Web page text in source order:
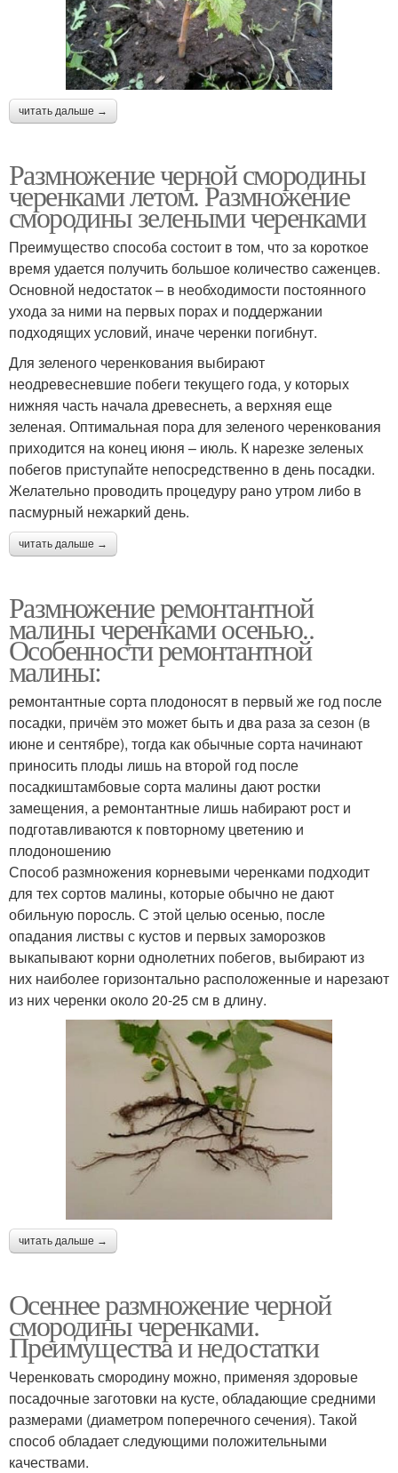
читать дальше →
Размножение черной смородины
черенками летом. Размножение
смородины зелеными черенками
Преимущество способа состоит в том, что за короткое
время удается получить большое количество саженцев.
Основной недостаток – в необходимости постоянного
ухода за ними на первых порах и поддержании
подходящих условий, иначе черенки погибнут.
Для зеленого черенкования выбирают
неодревесневшие побеги текущего года, у которых
нижняя часть начала древеснеть, а верхняя еще
зеленая. Оптимальная пора для зеленого черенкования
приходится на конец июня – июль. К нарезке зеленых
побегов приступайте непосредственно в день посадки.
Желательно проводить процедуру рано утром либо в
пасмурный нежаркий день.
читать дальше →
Размножение ремонтантной
малины черенками осенью..
Особенности ремонтантной
малины:
ремонтантные сорта плодоносят в первый же год после
посадки, причём это может быть и два раза за сезон (в
июне и сентябре), тогда как обычные сорта начинают
приносить плоды лишь на второй год после
посадкиштамбовые сорта малины дают ростки
замещения, а ремонтантные лишь набирают рост и
подготавливаются к повторному цветению и
плодоношению
Способ размножения корневыми черенками подходит
для тех сортов малины, которые обычно не дают
обильную поросль. С этой целью осенью, после
опадания листвы с кустов и первых заморозков
выкапывают корни однолетних побегов, выбирают из
них наиболее горизонтально расположенные и нарезают
из них черенки около 20-25 см в длину.
читать дальше →
Осеннее размножение черной
смородины черенками.
Преимущества и недостатки
Черенковать смородину можно, применяя здоровые
посадочные заготовки на кусте, обладающие средними
размерами (диаметром поперечного сечения). Такой
способ обладает следующими положительными
качествами.